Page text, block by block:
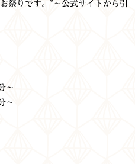
祭りです。”～公式サイトから引
〜
〜